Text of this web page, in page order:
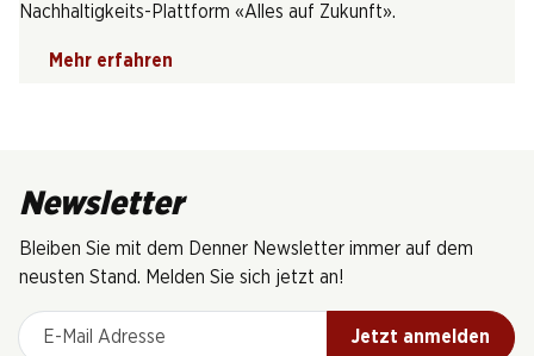
Nachhaltigkeits-Plattform «Alles auf Zukunft».
Mehr erfahren
Newsletter
Bleiben Sie mit dem Denner Newsletter immer auf dem
neusten Stand. Melden Sie sich jetzt an!
E-Mail Adresse
Jetzt anmelden